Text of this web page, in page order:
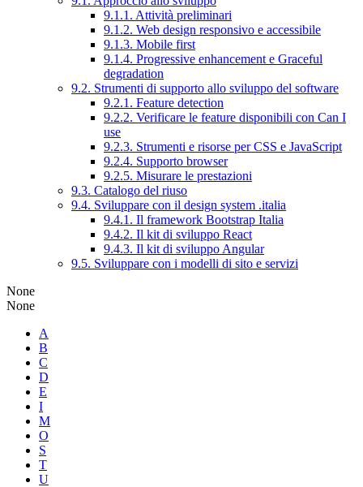
9.1.1. Attività preliminari
9.1.2. Web design responsivo e accessibile
9.1.3. Mobile first
9.1.4. Progressive enhancement e Graceful
degradation
9.2. Strumenti di supporto allo sviluppo del software
9.2.1. Feature detection
9.2.2. Verificare le feature disponibili con Can I
use
9.2.3. Strumenti e risorse per CSS e JavaScript
9.2.4. Supporto browser
9.2.5. Misurare le prestazioni
9.3. Catalogo del riuso
9.4. Sviluppare con il design system .italia
9.4.1. Il framework Bootstrap Italia
9.4.2. Il kit di sviluppo React
9.4.3. Il kit di sviluppo Angular
9.5. Sviluppare con i modelli di sito e servizi
None
None
A
B
C
D
E
I
M
O
S
T
U